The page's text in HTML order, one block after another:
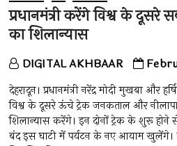
प्रधानमंत्री करेंगे विश्व के
का शिलान्यास
DIGITAL AKHBAAR
देहरादून। प्रधानमंत्री नरेंद्र मोदी मुखबा और
विश्व के दूसरे ऊंचे ट्रेक जनकताल और
शिलान्यास करेंगे। इन दोनों ट्रेक के शुरू
बंद इस घाटी में पर्यटन के नए आयाम खुलेंगे।